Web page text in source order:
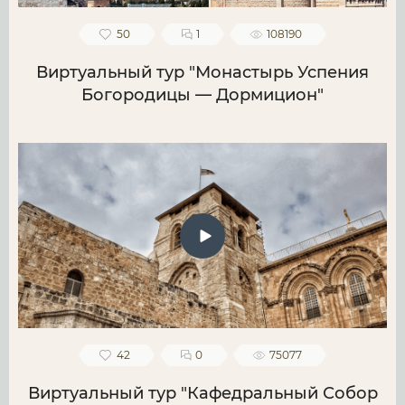
50 1 108190
Виртуальный тур "Монастырь Успения
Богородицы — Дормицион"
42 0 75077
Виртуальный тур "Кафедральный Собор